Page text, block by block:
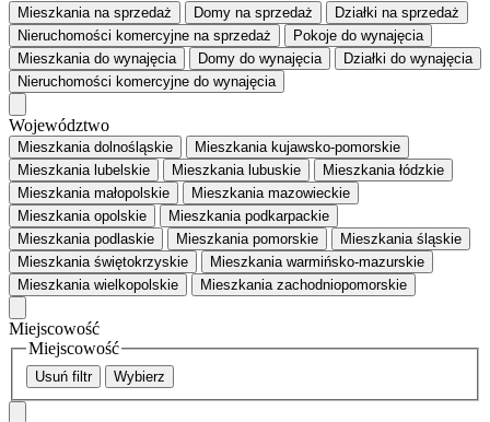
Mieszkaniana sprzedaż Domy na sprzedaż Działki na sprzedaż
Nieruchomości komercyjne na sprzedaż Pokoje do wynajęcia
Mieszkaniado wynajęcia Domy do wynajęcia Działki do wynajęcia
Nieruchomości komercyjne do wynajęcia
Województwo
Mieszkania dolnośląskie
Mieszkania kujawsko-pomorskie
Mieszkania lubelskie
Mieszkania lubuskie
Mieszkania łódzkie
Mieszkania małopolskie
Mieszkania mazowieckie
Mieszkania opolskie
Mieszkania podkarpackie
Mieszkania podlaskie
Mieszkania pomorskie
Mieszkania śląskie
Mieszkania świętokrzyskie
Mieszkania warmińsko-mazurskie
Mieszkania wielkopolskie
Mieszkania zachodniopomorskie
Miejscowość
Miejscowość
Usuń filtr Wybierz